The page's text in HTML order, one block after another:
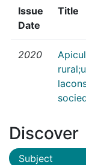
Issue
Date
Title
2020
Discover
Subject